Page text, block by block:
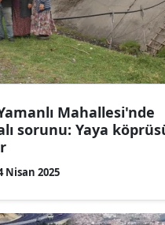
Mahallesi'nde
sorunu: Yaya
Nisan 2025